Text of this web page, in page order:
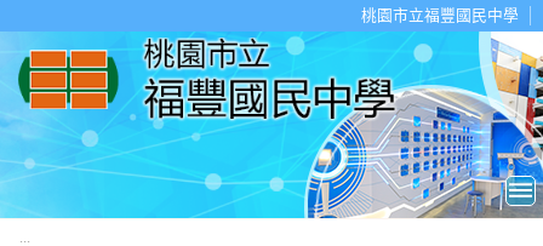
桃園市立福豐國民中學